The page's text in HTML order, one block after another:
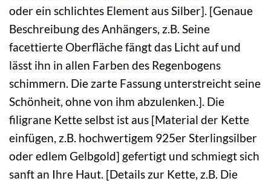
oder ein schlichtes Element aus Silber]. [Genaue
Beschreibung des Anhängers, z.B. Seine
facettierte Oberfläche fängt das Licht auf und
lässt ihn in allen Farben des Regenbogens
schimmern. Die zarte Fassung unterstreicht seine
Schönheit, ohne von ihm abzulenken.]. Die
filigrane Kette selbst ist aus [Material der Kette
einfügen, z.B. hochwertigem 925er Sterlingsilber
oder edlem Gelbgold] gefertigt und schmiegt sich
sanft an Ihre Haut. [Details zur Kette, z.B. Die